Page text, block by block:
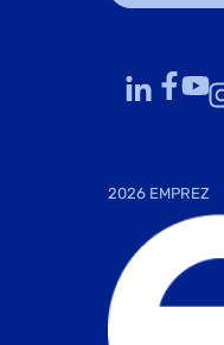
2026 EMPREZ